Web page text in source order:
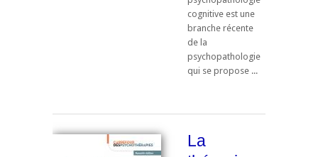
cognitive est une
branche récente
de la
psychopathologie
qui se propose ...
La